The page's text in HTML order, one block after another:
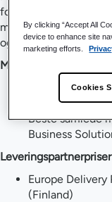
fortreffelighet i
og regionale
Markedsføringspriser:
Beste
(Sveits)
Beste samlede
Business
Europe Delivery
(Finland)
By clicking “Accept All
device to enhance site
marketing efforts.
Cookies